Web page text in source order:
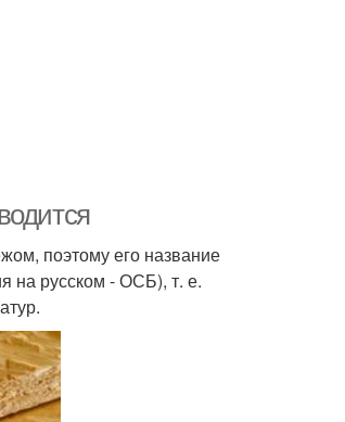
поэтому его название
на русском - ОСБ), т. е.